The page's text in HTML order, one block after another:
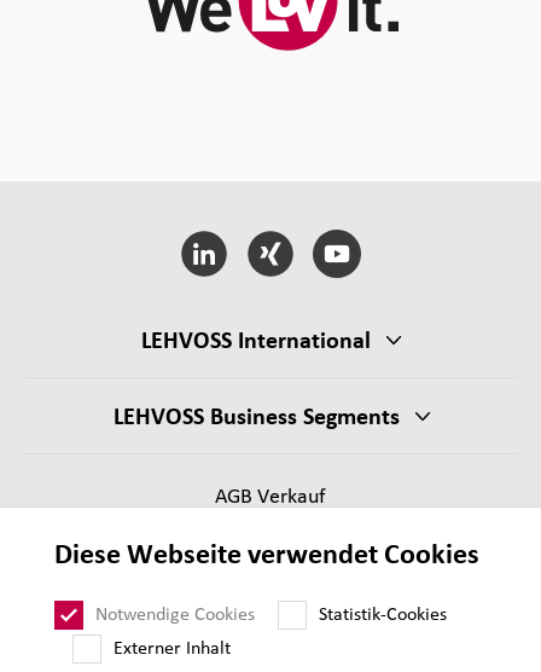
LEHVOSS International
LEHVOSS Business Segments
AGB Verkauf
Impressum
Datenschutz
Diese Webseite verwendet Cookies
Notwendige Cookies
Statistik-Cookies
Externer Inhalt